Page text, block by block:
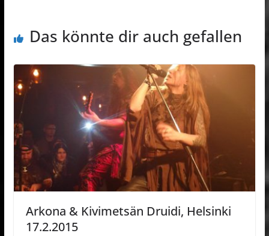
Das könnte dir auch gefallen
Arkona & Kivimetsän Druidi, Helsinki
17.2.2015